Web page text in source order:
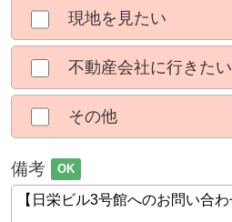
現地を見たい
不動産会社に行きたい
その他
備考 OK